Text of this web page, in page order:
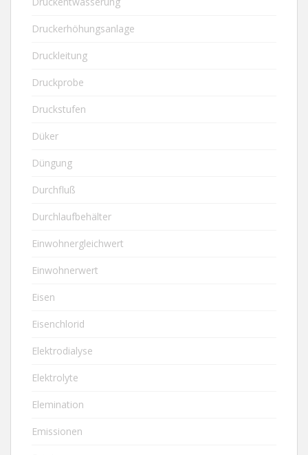
Druckerhöhungsanlage
Druckleitung
Druckprobe
Druckstufen
Düker
Düngung
Durchfluß
Durchlaufbehälter
Einwohnergleichwert
Einwohnerwert
Eisen
Eisenchlorid
Elektrodialyse
Elektrolyte
Elemination
Emissionen